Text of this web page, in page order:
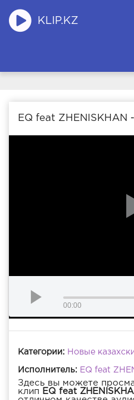
KLIP.KZ
EQ feat ZHENISKHAN
00:00
Категории: Новые
Исполнитель: EQ feat
Здесь вы можете
клип
EQ feat